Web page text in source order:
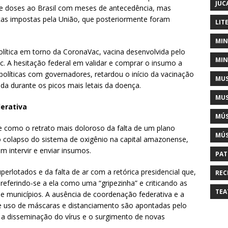
ao Brasil com meses de antecedência, mas
impostas pela União, que posteriormente foram
em torno da CoronaVac, vacina desenvolvida pelo
A hesitação federal em validar e comprar o insumo a
com governadores, retardou o início da vacinação
durante os picos mais letais da doença.
como o retrato mais doloroso da falta de um plano
do sistema de oxigênio na capital amazonense,
intervir e enviar insumos.
e da falta de ar com a retórica presidencial que,
se a ela como uma “gripezinha” e criticando as
A ausência de coordenação federativa e a
de máscaras e distanciamento são apontadas pelo
disseminação do vírus e o surgimento de novas